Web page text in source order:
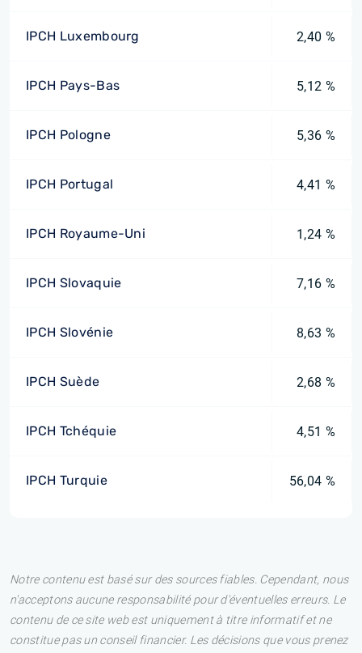
IPCH Luxembourg 2,40 %
IPCH Pays-Bas 5,12 %
IPCH Pologne 5,36 %
IPCH Portugal 4,41 %
IPCH Royaume-Uni 1,24 %
IPCH Slovaquie 7,16 %
IPCH Slovénie 8,63 %
IPCH Suède 2,68 %
IPCH Tchéquie 4,51 %
IPCH Turquie 56,04 %
Notre contenu est basé sur des sources fiables. Cependant, nous
n'acceptons aucune responsabilité pour d'éventuelles erreurs. Le
contenu de ce site web est uniquement à titre informatif et ne
constitue pas un conseil financier. Les décisions que vous prenez